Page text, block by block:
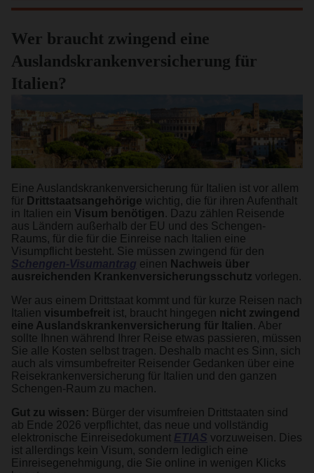
Wer braucht zwingend eine
Auslandskrankenversicherung für
Italien?
Eine Auslandskrankenversicherung für Italien ist vor allem
für Drittstaatsangehörige wichtig, die für ihren Aufenthalt
in Italien ein Visum benötigen. Dazu zählen Reisende
aus Ländern außerhalb der EU und des Schengen-
Raums, für die für die Einreise nach Italien eine
Visumpflicht besteht. Sie müssen zwingend für den
Schengen-Visumantrag einen Nachweis über
ausreichenden Krankenversicherungsschutz vorlegen.
Wer aus einem Drittstaat kommt und für kurze Reisen nach
Italien visumbefreit ist, braucht hingegen nicht zwingend
eine Auslandskrankenversicherung für Italien. Aber
sollte Ihnen während Ihrer Reise etwas passieren, müssen
Sie alle Kosten selbst tragen. Deshalb macht es Sinn, sich
auch als vimsumbefreiter Reisender Gedanken über eine
Reisekrankenversicherung für Italien und den ganzen
Schengen-Raum zu machen.
Gut zu wissen: Bürger der visumfreien Drittstaaten sind
ab Ende 2026 verpflichtet, das neue und vollständig
elektronische Einreisedokument ETIAS vorzuweisen. Dies
ist allerdings kein Visum, sondern lediglich eine
Einreisegenehmigung, die Sie online in wenigen Klicks